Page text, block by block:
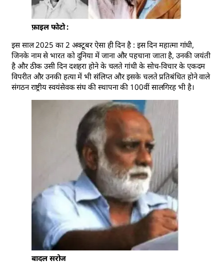
फ़ाइल फोटो :
इस साल 2025 का 2 अक्टूबर ऐसा ही दिन है : इस दिन महात्मा गांधी,
जिनके नाम से भारत को दुनिया में जाना और पहचाना जाता है, उनकी जयंती
है और ठीक उसी दिन दशहरा होने के चलते गांधी के सोच-विचार के एकदम
विपरीत और उनकी हत्या में भी संलिप्त और इसके चलते प्रतिबंधित होने वाले
संगठन राष्ट्रीय स्वयंसेवक संघ की स्थापना की 100वीं सालगिरह भी है।
बादल सरोज